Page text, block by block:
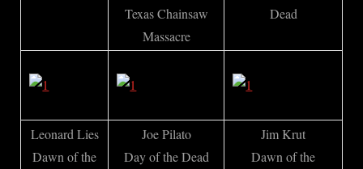
Texas Chainsaw
Massacre
Dead
Leonard Lies
Dawn of the
Joe Pilato
Day of the Dead
Jim Krut
Dawn of the